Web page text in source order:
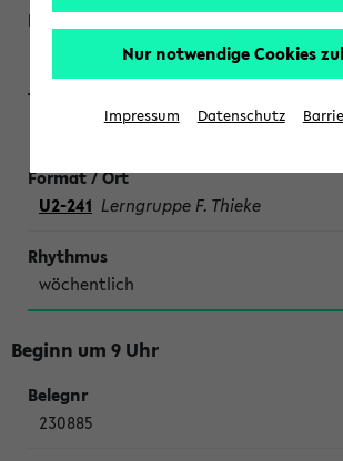
SONDERTERMINE CHEMIE
U2-241 Lerngruppe F. Thieke
wöchentlich
Beginn um 9 Uhr
230885
Nur notwendige Cookies
Impressum Datenschutz